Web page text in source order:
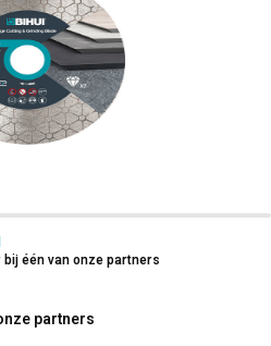
één van onze partners
partners